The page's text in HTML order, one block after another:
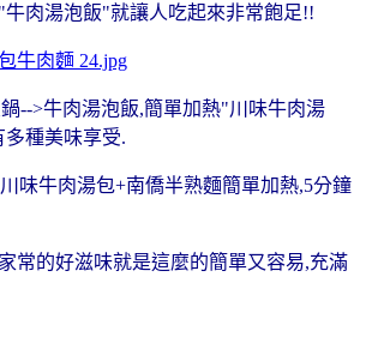
肉湯泡飯"就讓人吃起來非常飽足!!
-->牛肉湯泡飯,簡單加熱"川味牛肉湯
種美味享受.
味牛肉湯包+南僑半熟麵簡單加熱,5分鐘
常的好滋味就是這麼的簡單又容易,充滿